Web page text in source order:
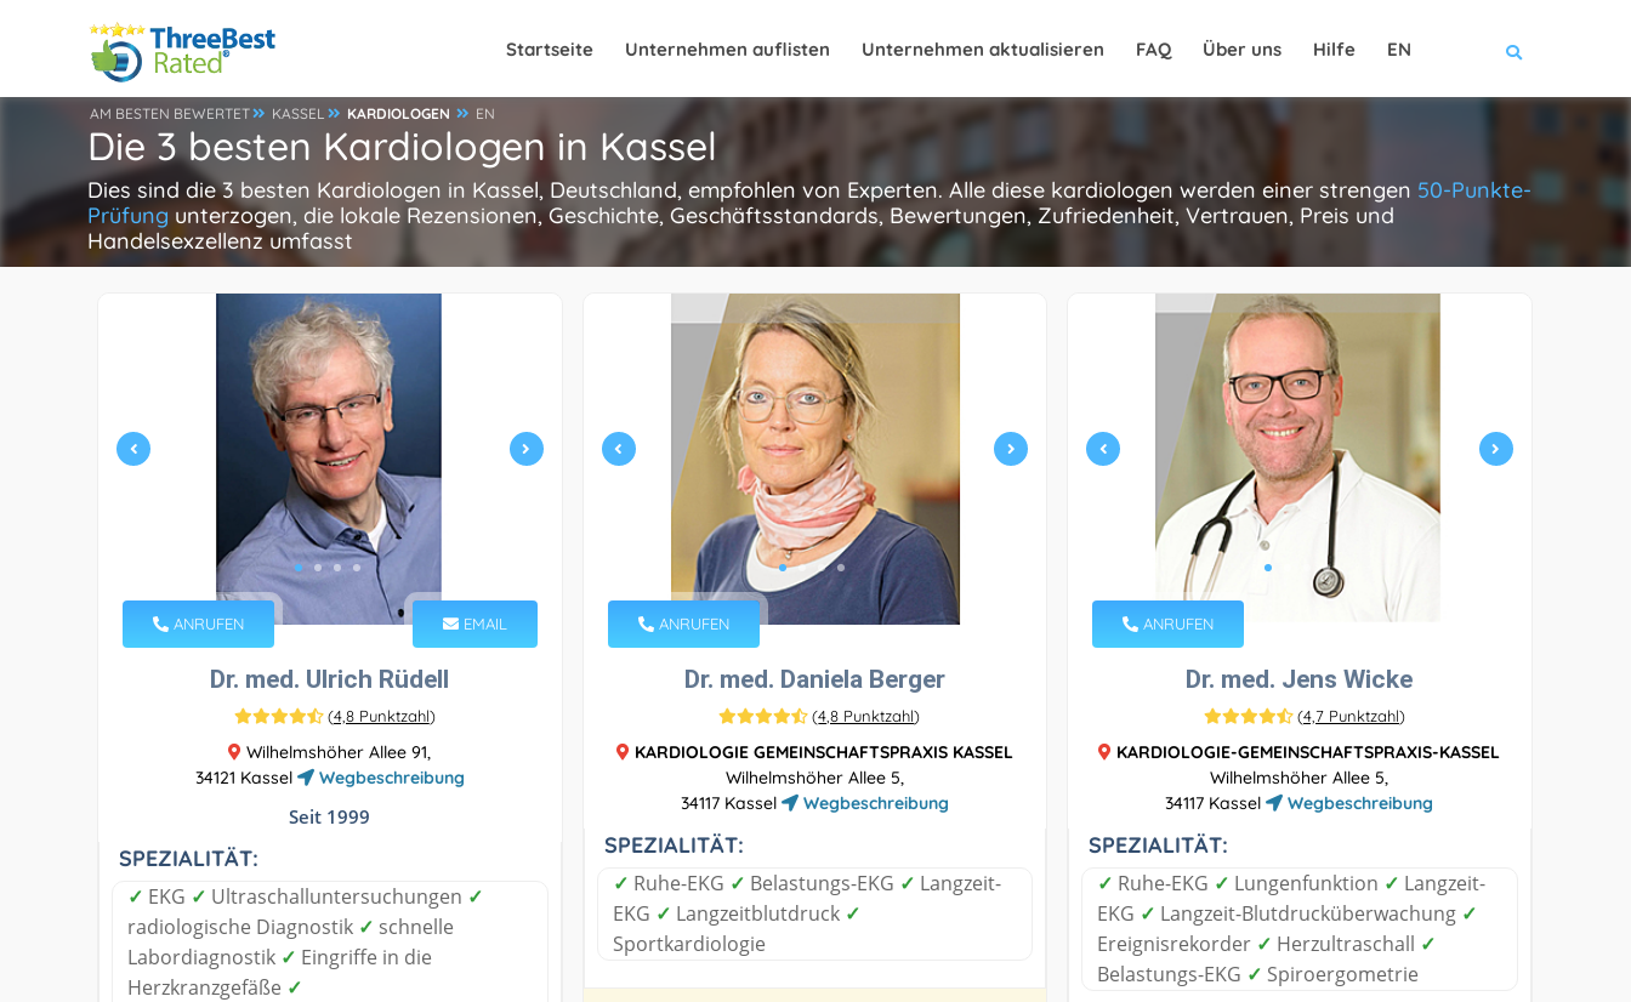
Startseite Unternehmen auflisten Unternehmen aktualisieren FAQ Über uns Hilfe EN
AM BESTEN BEWERTET KASSEL KARDIOLOGEN EN
Die 3 besten Kardiologen in Kassel
Dies sind die 3 besten Kardiologen in Kassel, Deutschland, empfohlen von Experten. Alle diese kardiologen werden einer strengen 50-Punkte-
Prüfung unterzogen, die lokale Rezensionen, Geschichte, Geschäftsstandards, Bewertungen, Zufriedenheit, Vertrauen, Preis und
Handelsexzellenz umfasst
ANRUFEN EMAIL
Dr. med. Ulrich Rüdell
(4,8 Punktzahl)
Wilhelmshöher Allee 91,
34121 Kassel
Wegbeschreibung
Seit 1999
SPEZIALITÄT:
✓ EKG ✓ Ultraschalluntersuchungen ✓
radiologische Diagnostik ✓ schnelle
Labordiagnostik ✓ Eingriffe in die
Herzkranzgefäße ✓
ANRUFEN
Dr. med. Daniela Berger
(4,8 Punktzahl)
KARDIOLOGIE GEMEINSCHAFTSPRAXIS KASSEL
Wilhelmshöher Allee 5,
34117 Kassel
Wegbeschreibung
SPEZIALITÄT:
✓ Ruhe-EKG ✓ Belastungs-EKG ✓ Langzeit-
EKG ✓ Langzeitblutdruck ✓
Sportkardiologie
ANRUFEN
Dr. med. Jens Wicke
(4,7 Punktzahl)
KARDIOLOGIE-GEMEINSCHAFTSPRAXIS-KASSEL
Wilhelmshöher Allee 5,
34117 Kassel
Wegbeschreibung
SPEZIALITÄT:
✓ Ruhe-EKG ✓ Lungenfunktion ✓ Langzeit-
EKG ✓ Langzeit-Blutdrucküberwachung ✓
Ereignisrekorder ✓ Herzultraschall ✓
Belastungs-EKG ✓ Spiroergometrie